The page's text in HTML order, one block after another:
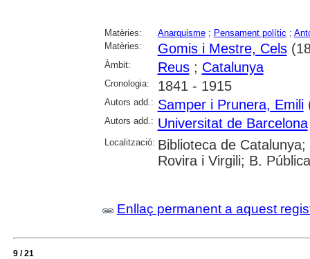
Matèries: Anarquisme; Pensament polític ;
Matèries:
Gomis i Mestre, Cels
Àmbit: Reus; Catalunya
Cronologia: 1841 - 1915
Autors add.: Samper i Prunera, Emili
Autors add.: Universitat de Barcelona
Localització: Biblioteca de
Rovira i Virgili; B.
Enllaç permanent a aquest
9 / 21